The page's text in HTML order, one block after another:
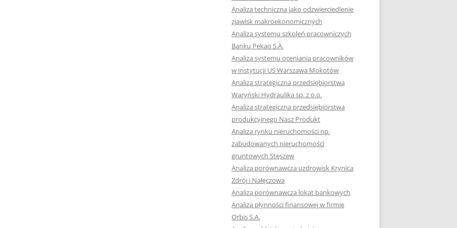
NAPISAĆ PRACĘ DYPLOMOWĄ
JAK PRZYGOTOWAĆ SIĘ DO
USTNEGO EGZAMINU
DYPLOMOWEGO?
HIPOTEZY W PRACACH
DYPLOMOWYCH
JAK PRZYGOTOWAĆ SIĘ DO
OBRONY PRACY DYPLOMOWEJ
Analiza techniczna jako odzwierciedlenie
zjawisk makroekonomicznych
Analiza systemu szkoleń pracowniczych
Banku Pekao S.A.
Analiza systemu oceniania pracowników
w instytucji US Warszawa Mokotów
Analiza strategiczna przedsiębiorstwa
Waryński Hydraulika sp. z o.o.
Analiza strategiczna przedsiębiorstwa
produkcyjnego Nasz Produkt
Analiza rynku nieruchomości np.
zabudowanych nieruchomości
gruntowych Stęszew
Analiza porównawcza uzdrowisk Krynica
Zdrój i Nałęczowa
Analiza porównawcza lokat bankowych
Analiza płynności finansowej w firmie
Orbis S.A.